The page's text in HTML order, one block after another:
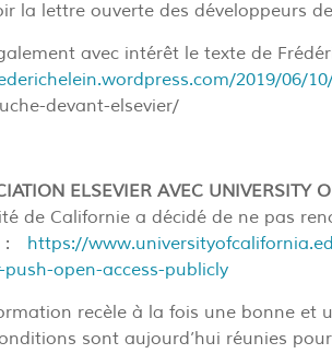
la lettre ouverte des développeurs de
avec intérêt le texte de
2019/06/
devant-elsevier/
ELSEVIER AVEC UNIVERSITY
de Californie a décidé de ne pas
: https://
push-open-access-publicly
recèle à la fois une bonne et
sont aujourd’hui réunies